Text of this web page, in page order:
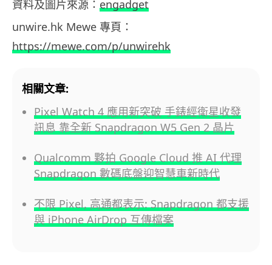
資料及圖片來源： engadget
unwire.hk Mewe 專頁：
https://mewe.com/p/unwirehk
相關文章:
Pixel Watch 4 應用新突破 手錶經衛星收發
訊息 靠全新 Snapdragon W5 Gen 2 晶片
Qualcomm 夥拍 Google Cloud 推 AI 代理
Snapdragon 數碼底盤迎智慧車新時代
不限 Pixel, 高通都表示: Snapdragon 都支援
與 iPhone AirDrop 互傳檔案